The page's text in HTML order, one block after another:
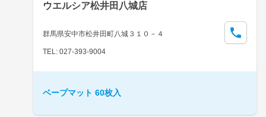
ウエルシア松井田八城店
群馬県安中市松井田町八城３１０－４
TEL: 027-393-9004
ベープマット 60枚入